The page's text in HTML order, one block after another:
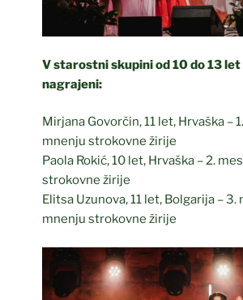
V starostni skupini od 10 do 13 let
nagrajeni:
Mirjana Govorčin, 11 let, Hrvaška –
mnenju strokovne žirije
Paola Rokić, 10 let, Hrvaška – 2.
strokovne žirije
Elitsa Uzunova, 11 let, Bolgarija – 3.
mnenju strokovne žirije